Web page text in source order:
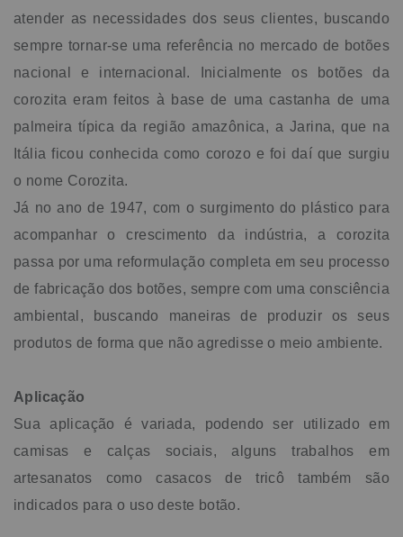
atender as necessidades dos seus clientes, buscando
sempre tornar-se uma referência no mercado de botões
nacional e internacional. Inicialmente os botões da
corozita eram feitos à base de uma castanha de uma
palmeira típica da região amazônica, a Jarina, que na
Itália ficou conhecida como corozo e foi daí que surgiu
o nome Corozita.
Já no ano de 1947, com o surgimento do plástico para
acompanhar o crescimento da indústria, a corozita
passa por uma reformulação completa em seu processo
de fabricação dos botões, sempre com uma consciência
ambiental, buscando maneiras de produzir os seus
produtos de forma que não agredisse o meio ambiente.
Aplicação
Sua aplicação é variada, podendo ser utilizado em
camisas e calças sociais, alguns trabalhos em
artesanatos como casacos de tricô também são
indicados para o uso deste botão.